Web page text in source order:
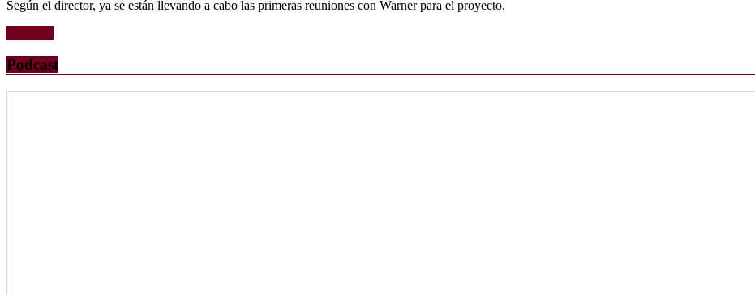
Según el director, ya se están llevando a cabo las primeras reuniones con Warner para el proyecto.
Podcast